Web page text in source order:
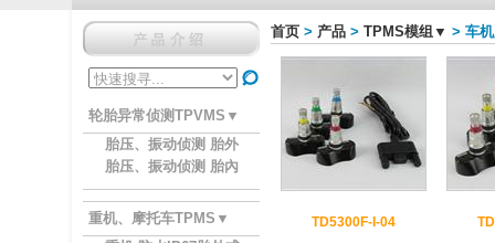
轮胎异常侦测TPVMS▼
胎压、振动侦测 胎外
胎压、振动侦测 胎內
重机、摩托车TPMS▼
首页 > 产品 > TPMS模组▼ > 车
TD5300F-I-04